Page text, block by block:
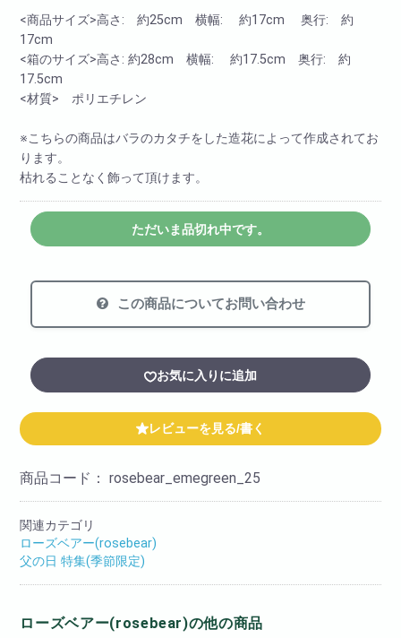
<商品サイズ>高さ: 約25cm 横幅: 約17cm 奥行: 約
17cm
<箱のサイズ>高さ: 約28cm 横幅: 約17.5cm 奥行: 約
17.5cm
<材質> ポリエチレン
※こちらの商品はバラのカタチをした造花によって作成されてお
ります。
枯れることなく飾って頂けます。
ただいま品切れ中です。
この商品についてお問い合わせ
お気に入りに追加
レビューを見る/書く
商品コード：rosebear_emegreen_25
関連カテゴリ
ローズベアー(rosebear)
父の日 特集(季節限定)
ローズベアー(rosebear)の他の商品